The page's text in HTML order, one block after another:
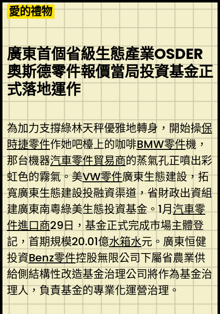
Skip
to
content
愛的禮物
廣東首個省級生態產業OSDER
奧斯德零件報價當局投資基金正
式落地運作
為加力支撐綠林天秤優雅地轉身，開始操保
時捷零件作她吧檯上的咖啡BMW零件機，
那台機器汽車零件貿易商的蒸氣孔正噴出彩
虹色的霧氣。美VW零件廣東生態建設，拓
寬廣東生態建設投融資渠道，省財政出資組
建廣東南粵綠美生態投資基金。1月汽車零
件進口商29日，基金正式完成市場主體登
記，首期規模20.01億水箱水元。廣東恒健
投資Benz零件控股無限公司下屬省農業供
給側結構性改造基金治理公司將作為基金治
理人，負責基金的專業化運營治理。